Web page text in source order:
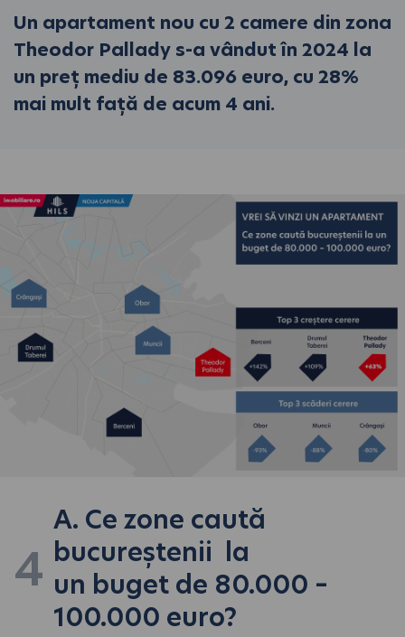
Un apartament nou cu 2 camere din zona
Theodor Pallady s-a vândut în 2024 la
un preț mediu de 83.096 euro, cu 28%
mai mult față de acum 4 ani.
4
A. Ce zone caută
bucureștenii la
un buget de 80.000 –
100.000 euro?